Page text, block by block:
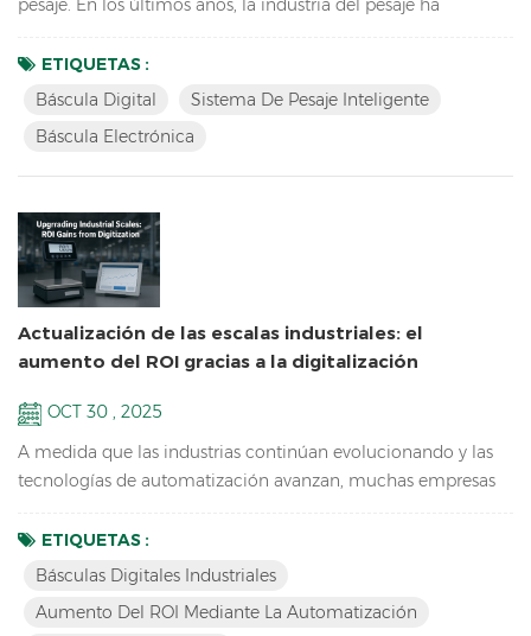
pesaje. En los últimos años, la industria del pesaje ha
básculas electrónicas tradicionales que simplemente
muestran el peso están siendo reemplazadas gradualmente
eficiencia y conectividad. Estas básculas modernas están d...
ETIQUETAS :
Báscula Digital
Sistema De Pesaje Inteligente
Báscula Electrónica
Actualización de las escalas industriales: el
aumento del ROI gracias a la digitalización
OCT 30 , 2025
A medida que las industrias continúan evolucionando y las
tecnologías de automatización avanzan, muchas empresas
básculas mecánicas tradicionales y las operaciones manuales
son cada vez más incapaces de satisfacer las demandas de la
introducido básculas digitales más precisas, efici...
ETIQUETAS :
Básculas Digitales Industriales
Aumento Del ROI Mediante La Automatización